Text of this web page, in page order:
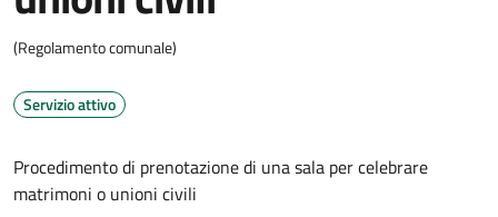
(Regolamento comunale)
Servizio attivo
Procedimento di prenotazione di una sala per celebrare
matrimoni o unioni civili